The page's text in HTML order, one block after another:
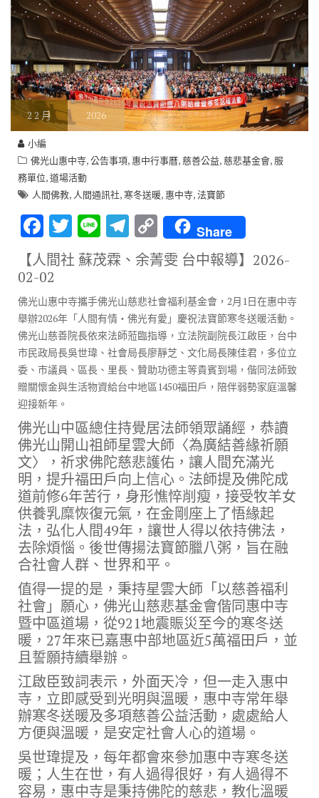
2 2 月 2026
小編
佛光山惠中寺,公告事項, 惠中行事曆,慈善公益,慈悲基金會, 服
務單位,道場活動
人間佛教, 人間通訊社,寒冬送暖, 惠中寺,法寶節
F
ac
e
b
o
o
k
T
w
it
te
r
Li
n
e
T
el
e
gr
a
m
C
o
p
y
Li
n
k
Share
【人間社 蘇茂霖、余菁雯 台中報導】 2026-
02-02
佛光山惠中寺攜手佛光山慈悲社會福利基金會，2月1日在惠中寺
舉辦2026年「人間有情‧佛光有愛」慶祝法寶節寒冬送暖活動。
佛光山慈善院長依來法師蒞臨指導，立法院副院長江啟臣，台中
市民政局長吳世瑋、社會局長廖靜芝、文化局長陳佳君，多位立
委、市議員、區長、里長、贊助功德主等貴賓到場，偕同法師致
贈關懷金與生活物資給台中地區1450福田戶，陪伴弱勢家庭溫馨
迎接新年。
佛光山中區總住持覺居法師領眾誦經，恭讀
佛光山開山祖師星雲大師〈為廣結善緣祈願
文〉，祈求佛陀慈悲護佑，讓人間充滿光
明，提升福田戶向上信心。法師提及佛陀成
道前修6年苦行，身形憔悴削瘦，接受牧羊女
供養乳糜恢復元氣，在金剛座上了悟緣起
法，弘化人間49年，讓世人得以依持佛法，
去除煩惱。後世傳揚法寶節臘八粥，旨在融
合社會人群、世界和平。
值得一提的是，秉持星雲大師「以慈善福利
社會」願心，佛光山慈悲基金會偕同惠中寺
暨中區道場，從921地震賑災至今的寒冬送
暖，27年來已嘉惠中部地區近5萬福田戶，並
且誓願持續舉辦。
江啟臣致詞表示，外面天冷，但一走入惠中
寺，立即感受到光明與溫暖，惠中寺常年舉
辦寒冬送暖及多項慈善公益活動，處處給人
方便與溫暖，是安定社會人心的道場。
吳世瑋提及，每年都會來參加惠中寺寒冬送
暖；人生在世，有人過得很好，有人過得不
容易，惠中寺是秉持佛陀的慈悲，教化溫暖